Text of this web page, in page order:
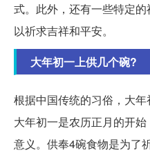
式。此外，还有一些特定的
以祈求吉祥和平安。
大年初一上供几个碗?
根据中国传统的习俗，大年
大年初一是农历正月的开始
意义。供奉4碗食物是为了